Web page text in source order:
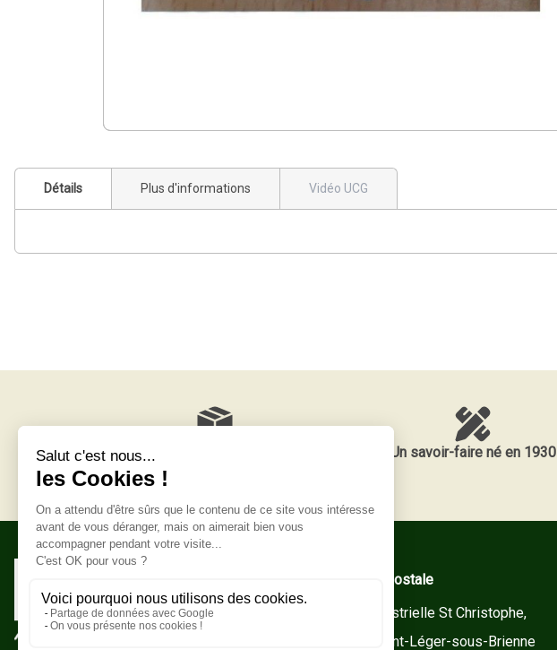
Détails Plus d'informations Vidéo UCG
Un savoir-faire né en 1930
Adresse postale
Zone Industrielle St Christophe,
10500 Saint-Léger-sous-Brienne